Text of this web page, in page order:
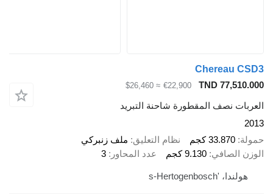
Chereau
TND
€22,900
≈ $26,460
نصف المقطورة شاحنة التبريد
33.870 كجم نظام التعليق ملف زنبركي
الصافي 9.130 كجم عدد المحاور 3
هولندا، 's-Hertogenbosch